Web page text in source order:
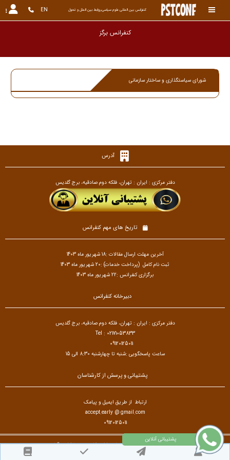
کنفرانس بین المللی علوم سیاسی،روابط بین الملل و تحول EN
کنفرانس برگزار
شورای سیاستگذاری و ساختار سازمانی
آدرس
دفتر مرکزی : ایران : تهران، فلکه دوم صادقیه، برج گلدیس
تاریخ های مهم کنفرانس
آخرین مهلت ارسال مقالات :18 شهریور ماه 1403
ثبت نام کامل (پرداخت خدمات) :20 شهریور ماه 1403
برگزاری کنفرانس :22 شهریور ماه 1403
دبیرخانه کنفرانس
دفتر مرکزی : ایران : تهران، فلکه دوم صادقیه، برج گلدیس
Tel : 02171053833
09120125011
ساعت پاسخگویی :شنبه تا چهارشنبه 8:30 الی 15
پشتیبانی و پرسش از کارشناسان
ارتباط از طریق ایمیل و پیامک
accept.early @ gmail.com
09120125011
تمام حقوق مادی و معنوی برای کنفرانس بین المللی علوم سیاسی،روابط بین الملل و تحول محفوظ است. © ۱۴۰۵
طراح سایت :